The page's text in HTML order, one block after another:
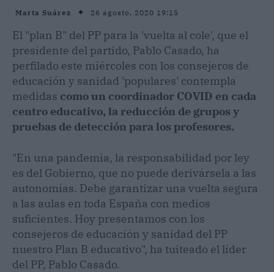
Marta Suárez 26 agosto, 2020 19:15
El "plan B" del PP para la 'vuelta al cole', que el
presidente del partido, Pablo Casado, ha
perfilado este miércoles con los consejeros de
educación y sanidad 'populares' contempla
medidas como un coordinador COVID en cada
centro educativo, la reducción de grupos y
pruebas de detección para los profesores.
"En una pandemia, la responsabilidad por ley
es del Gobierno, que no puede derivársela a las
autonomías. Debe garantizar una vuelta segura
a las aulas en toda España con medios
suficientes. Hoy presentamos con los
consejeros de educación y sanidad del PP
nuestro Plan B educativo", ha tuiteado el líder
del PP, Pablo Casado.